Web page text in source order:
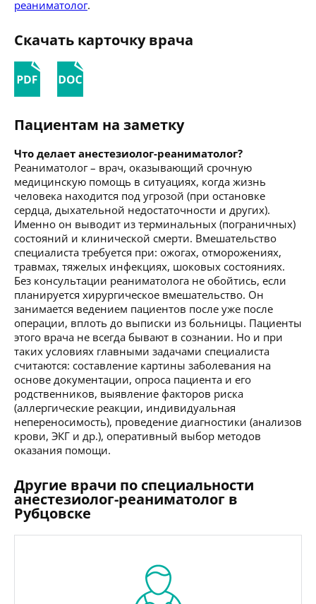
реаниматолог.
Скачать карточку врача
Пациентам на заметку
Что делает анестезиолог-реаниматолог?
Реаниматолог – врач, оказывающий срочную
медицинскую помощь в ситуациях, когда жизнь
человека находится под угрозой (при остановке
сердца, дыхательной недостаточности и других).
Именно он выводит из терминальных (пограничных)
состояний и клинической смерти. Вмешательство
специалиста требуется при: ожогах, отморожениях,
травмах, тяжелых инфекциях, шоковых состояниях.
Без консультации реаниматолога не обойтись, если
планируется хирургическое вмешательство. Он
занимается ведением пациентов после уже после
операции, вплоть до выписки из больницы. Пациенты
этого врача не всегда бывают в сознании. Но и при
таких условиях главными задачами специалиста
считаются: составление картины заболевания на
основе документации, опроса пациента и его
родственников, выявление факторов риска
(аллергические реакции, индивидуальная
непереносимость), проведение диагностики (анализов
крови, ЭКГ и др.), оперативный выбор методов
оказания помощи.
Другие врачи по специальности
анестезиолог-реаниматолог в
Рубцовске